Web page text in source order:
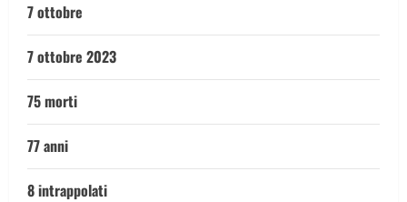
7 ottobre
7 ottobre 2023
75 morti
77 anni
8 intrappolati